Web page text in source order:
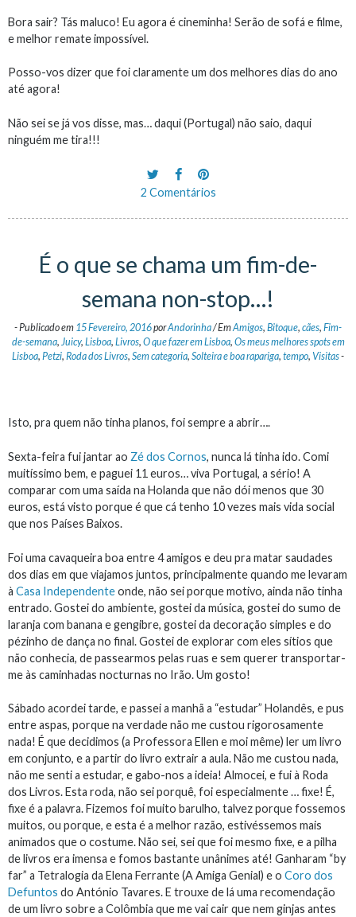
Bora sair? Tás maluco! Eu agora é cineminha! Serão de sofá e filme,
e melhor remate impossível.
Posso-vos dizer que foi claramente um dos melhores dias do ano
até agora!
Não sei se já vos disse, mas… daqui (Portugal) não saio, daqui
ninguém me tira!!!
2 Comentários
É o que se chama um fim-de-
semana non-stop…!
-Publicado em 15 Fevereiro, 2016porAndorinha/EmAmigos, Bitoque, cães, Fim-
de-semana, Juicy, Lisboa, Livros, O que fazer em Lisboa, Os meus melhores spots em
Lisboa, Petzi, Roda dos Livros, Sem categoria, Solteira e boa rapariga, tempo, Visitas-
Isto, pra quem não tinha planos, foi sempre a abrir….
Sexta-feira fui jantar ao Zé dos Cornos, nunca lá tinha ido. Comi
muitíssimo bem, e paguei 11 euros… viva Portugal, a sério! A
comparar com uma saída na Holanda que não dói menos que 30
euros, está visto porque é que cá tenho 10 vezes mais vida social
que nos Países Baixos.
Foi uma cavaqueira boa entre 4 amigos e deu pra matar saudades
dos dias em que viajamos juntos, principalmente quando me levaram
à Casa Independenteonde, não sei porque motivo, ainda não tinha
entrado. Gostei do ambiente, gostei da música, gostei do sumo de
laranja com banana e gengibre, gostei da decoração simples e do
pézinho de dança no final. Gostei de explorar com eles sítios que
não conhecia, de passearmos pelas ruas e sem querer transportar-
me às caminhadas nocturnas no Irão. Um gosto!
Sábado acordei tarde, e passei a manhã a “estudar” Holandês, e pus
entre aspas, porque na verdade não me custou rigorosamente
nada! É que decidimos (a Professora Ellen e moi même) ler um livro
em conjunto, e a partir do livro extrair a aula. Não me custou nada,
não me senti a estudar, e gabo-nos a ideia! Almocei, e fui à Roda
dos Livros. Esta roda, não sei porquê, foi especialmente … fixe! É,
fixe é a palavra. Fizemos foi muito barulho, talvez porque fossemos
muitos, ou porque, e esta é a melhor razão, estivéssemos mais
animados que o costume. Não sei, sei que foi mesmo fixe, e a pilha
de livros era imensa e fomos bastante unânimes até! Ganharam “by
far” a Tetralogia da Elena Ferrante (A Amiga Genial) e o Coro dos
Defuntos do António Tavares. E trouxe de lá uma recomendação
de um livro sobre a Colômbia que me vai cair que nem ginjas antes